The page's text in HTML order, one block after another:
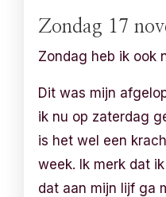
Zondag 17
Zondag heb ik ook
Dit was mijn
ik nu op zaterdag
is het wel een
week. Ik merk dat
dat aan mijn lijf ga